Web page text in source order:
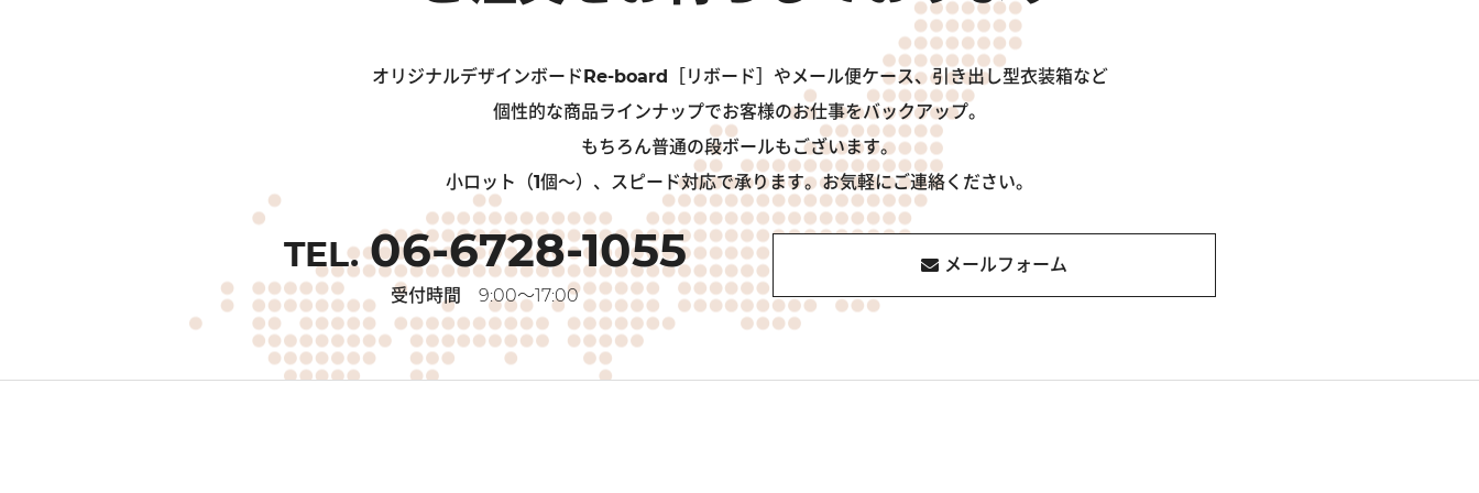
オリジナルデザインボードRe-board［リボード］やメール便ケース、引き出し型衣装箱など
個性的な商品ラインナップでお客様のお仕事をバックアップ。
もちろん普通の段ボールもございます。
小ロット（1個～）、スピード対応で承ります。お気軽にご連絡ください。
06-6728-1055
受付時間 9:00～17:00
メールフォーム